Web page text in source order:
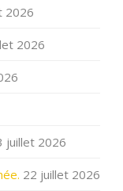
2026
2026
juillet 2026
22 juillet 2026